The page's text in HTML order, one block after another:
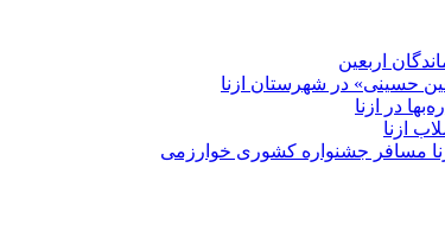
اربعین
حسینی» در شهرستان ازنا
در ازنا
ازنا
مسافر جشنواره کشوری خوارزمی